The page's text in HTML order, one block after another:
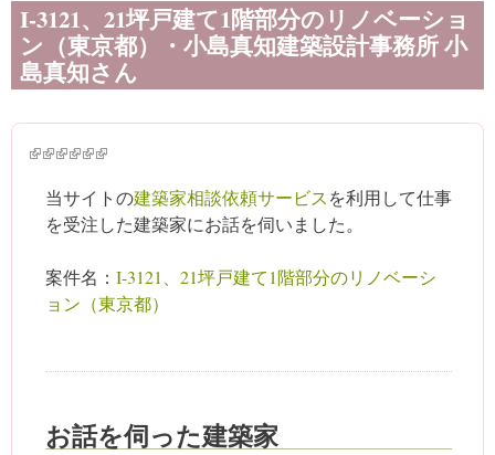
I-3121、21坪戸建て1階部分のリノベーショ
ン（東京都）・小島真知建築設計事務所 小
島真知さん
(link is external)
(link is external)
(link is external)
(link is external)
(link is external)
(link is external)
当サイトの建築家相談依頼サービスを利用して仕事
を受注した建築家にお話を伺いました。
案件名： I-3121、21坪戸建て1階部分のリノベーシ
ョン（東京都）
お話を伺った建築家